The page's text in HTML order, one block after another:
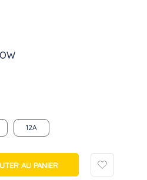
12A
AU PANIER